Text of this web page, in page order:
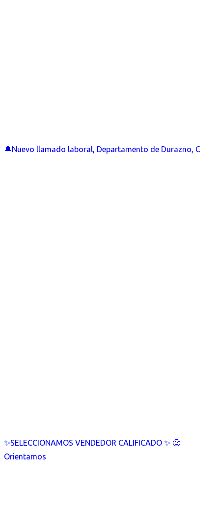
🔔Nuevo llamado laboral, Departamento de Durazno, C
✨SELECCIONAMOS VENDEDOR CALIFICADO ✨ 🧐
Orientamos